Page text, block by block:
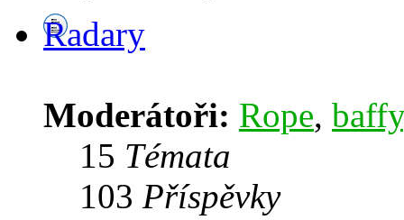
Radary
Moderátoři: Rope, baffy
15 Témata
103 Příspěvky